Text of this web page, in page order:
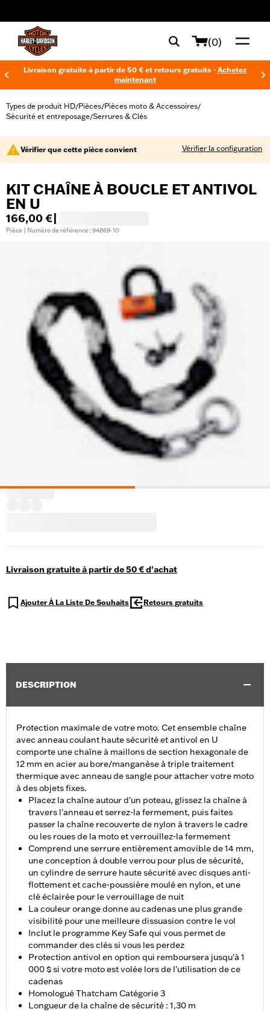
(0)
Livraison gratuite à partir de 50 € et retours gratuits - Achetez
maintenant
Types de produit HD/Pièces/Pièces moto & Accessoires/
Sécurité et entreposage/Serrures & Clés
Vérifier que cette pièce convient Vérifier la configuration
KIT CHAÎNE À BOUCLE ET ANTIVOL
EN U
166,00 €
Pièce | Numéro de référence : 94869-10
Livraison gratuite à partir de 50 € d'achat
Ajouter À La Liste De Souhaits Retours gratuits
DESCRIPTION
Protection maximale de votre moto. Cet ensemble chaîne
avec anneau coulant haute sécurité et antivol en U
comporte une chaîne à maillons de section hexagonale de
12 mm en acier au bore/manganèse à triple traitement
thermique avec anneau de sangle pour attacher votre moto
à des objets fixes.
Placez la chaîne autour d'un poteau, glissez la chaîne à
travers l'anneau et serrez-la fermement, puis faites
passer la chaîne recouverte de nylon à travers le cadre
ou les roues de la moto et verrouillez-la fermement
Comprend une serrure entièrement amovible de 14 mm,
une conception à double verrou pour plus de sécurité,
un cylindre de serrure haute sécurité avec disques anti-
flottement et cache-poussière moulé en nylon, et une
clé éclairée pour le verrouillage de nuit
La couleur orange donne au cadenas une plus grande
visibilité pour une meilleure dissuasion contre le vol
Inclut le programme Key Safe qui vous permet de
commander des clés si vous les perdez
Protection antivol en option qui remboursera jusqu'à 1
000 $ si votre moto est volée lors de l'utilisation de ce
cadenas
Homologué Thatcham Catégorie 3
Longueur de la chaîne de sécurité : 1,30 m